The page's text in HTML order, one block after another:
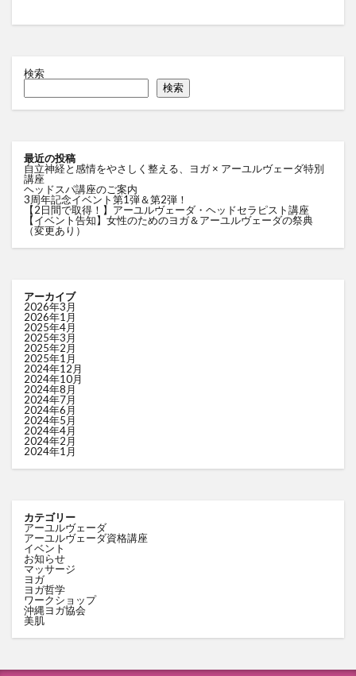
検索
検索
最近の投稿
自立神経と感情をやさしく整える、ヨガ × アーユルヴェーダ特別
講座
ヘッドスパ講座のご案内
3周年記念イベント第1弾＆第2弾！
【2日間で取得！】アーユルヴェーダ・ヘッドセラピスト講座
【イベント告知】女性のためのヨガ＆アーユルヴェーダの祭典
（変更あり）
アーカイブ
2026年3月
2026年1月
2025年4月
2025年3月
2025年2月
2025年1月
2024年12月
2024年10月
2024年8月
2024年7月
2024年6月
2024年5月
2024年4月
2024年2月
2024年1月
カテゴリー
アーユルヴェーダ
アーユルヴェーダ資格講座
イベント
お知らせ
マッサージ
ヨガ
ヨガ哲学
ワークショップ
沖縄ヨガ協会
美肌